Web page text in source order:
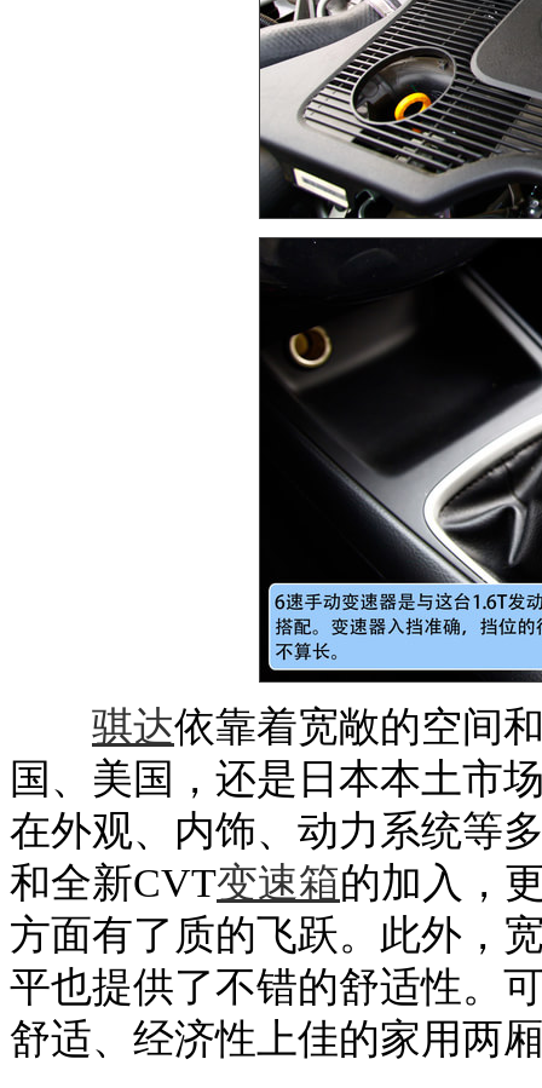
骐达依靠着宽敞的空间
国、美国，还是日本本土市
在外观、内饰、动力系统等
和全新CVT变速箱的加入，
方面有了质的飞跃。此外，
平也提供了不错的舒适性。
舒适、经济性上佳的家用两